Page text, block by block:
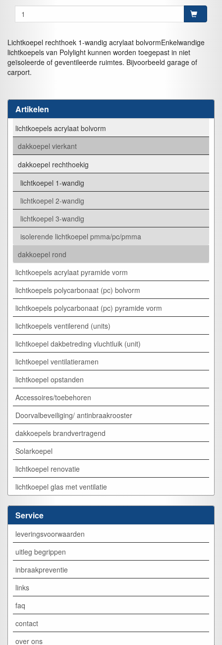
Artikelen
lichtkoepels acrylaat bolvorm
dakkoepel vierkant
dakkoepel rechthoekig
lichtkoepel 1-wandig
lichtkoepel 2-wandig
lichtkoepel 3-wandig
isolerende lichtkoepel pmma/pc/pmma
dakkoepel rond
lichtkoepels acrylaat pyramide vorm
lichtkoepels polycarbonaat (pc) bolvorm
lichtkoepels polycarbonaat (pc) pyramide vorm
lichtkoepels ventilerend (units)
lichtkoepel dakbetreding vluchtluik (unit)
lichtkoepel ventilatieramen
lichtkoepel opstanden
Accessoires/toebehoren
Doorvalbeveiliging/ antinbraakrooster
dakkoepels brandvertragend
Solarkoepel
lichtkoepel renovatie
lichtkoepel glas met ventilatie
Service
leveringsvoorwaarden
uitleg begrippen
inbraakpreventie
links
faq
contact
over ons
Lichtkoepel rechthoek 1-wandig acrylaat bolvormEnkelwandige
lichtkoepels van Polylight kunnen worden toegepast in niet
geïsoleerde of geventileerde ruimtes. Bijvoorbeeld garage of
carport.